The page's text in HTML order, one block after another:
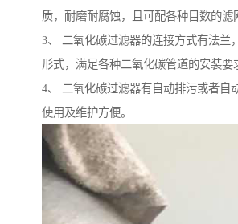
质，耐磨耐腐蚀，且可配各种目数的滤
3、 二氧化碳过滤器的连接方式有法兰
形式，满足各种二氧化碳管道的安装要
4、 二氧化碳过滤器有自动排污或者自
使用及维护方便。